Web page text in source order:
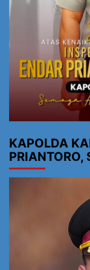
KAPOLDA
PRIANTORO,